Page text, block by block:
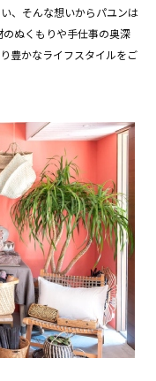
、そんな想いからパユンは
ぬくもりや手仕事の奥深
豊かなライフスタイルをご